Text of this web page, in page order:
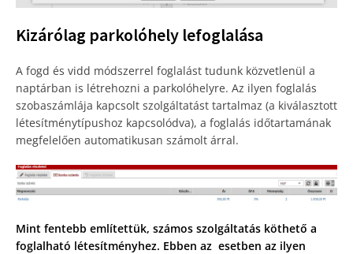
Kizárólag parkolóhely lefoglalása
A fogd és vidd módszerrel foglalást tudunk közvetlenül a
naptárban is létrehozni a parkolóhelyre. Az ilyen foglalás
szobaszámlája kapcsolt szolgáltatást tartalmaz (a kiválasztott
létesítménytípushoz kapcsolódva), a foglalás időtartamának
megfelelően automatikusan számolt árral.
Mint fentebb említettük, számos szolgáltatás köthető a
foglalható létesítményhez. Ebben az esetben az ilyen